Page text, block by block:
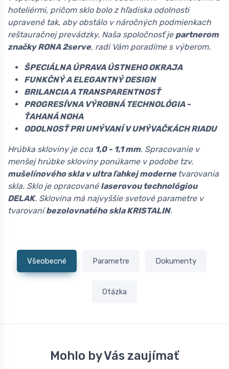
hoteliérmi, pričom sklo bolo z hľadiska odolnosti
upravené tak, aby obstálo v náročných podmienkach
reštauračnej prevádzky. Naša spoločnosť je partnerom
značky RONA 2serve, radi Vám poradíme s výberom.
ŠPECIÁLNA ÚPRAVA ÚSTNEHO OKRAJA
FUNKČNÝ A ELEGANTNÝ DESIGN
BRILANCIA A TRANSPARENTNOSŤ
PROGRESÍVNA VÝROBNÁ TECHNOLÓGIA -
ŤAHANÁ NOHA
ODOLNOSŤ PRI UMÝVANÍ V UMÝVAČKÁCH RIADU
Hrúbka skloviny je cca 1,0 - 1,1 mm. Spracovanie v
menšej hrúbke skloviny ponúkame v podobe tzv.
mušelínového skla v ultra ľahkej moderne tvarovania
skla. Sklo je opracované laserovou technológiou
DELAK. Sklovina má najvyššie svetové parametre v
tvarovaníbezolovnatého skla KRISTALIN.
Všeobecné Parametre Dokumenty
Otázka
Mohlo by Vás zaujímať